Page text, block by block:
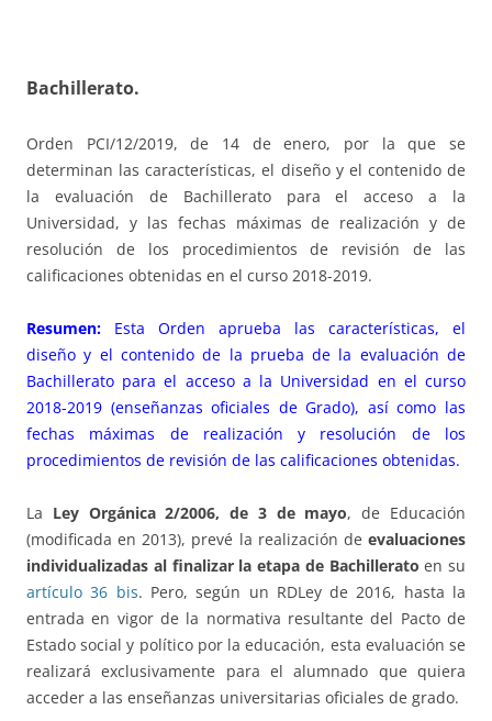
Bachillerato.
Orden PCI/12/2019, de 14 de enero, por la que se
determinan las características, el diseño y el contenido de
la evaluación de Bachillerato para el acceso a la
Universidad, y las fechas máximas de realización y de
resolución de los procedimientos de revisión de las
calificaciones obtenidas en el curso 2018-2019.
Resumen: Esta Orden aprueba las características, el
diseño y el contenido de la prueba de la evaluación de
Bachillerato para el acceso a la Universidad en el curso
2018-2019 (enseñanzas oficiales de Grado), así como las
fechas máximas de realización y resolución de los
procedimientos de revisión de las calificaciones obtenidas.
La Ley Orgánica 2/2006, de 3 de mayo, de Educación
(modificada en 2013), prevé la realización de evaluaciones
individualizadas al finalizar la etapa de Bachillerato en su
artículo 36 bis. Pero, según un RDLey de 2016, hasta la
entrada en vigor de la normativa resultante del Pacto de
Estado social y político por la educación, esta evaluación se
realizará exclusivamente para el alumnado que quiera
acceder a las enseñanzas universitarias oficiales de grado.